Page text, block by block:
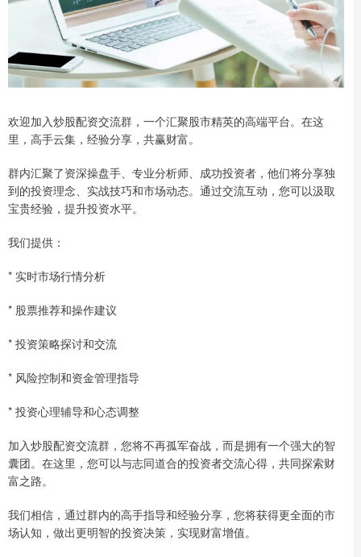
欢迎加入炒股配资交流群，一个汇聚股市精英的高端平台。在这
里，高手云集，经验分享，共赢财富。
群内汇聚了资深操盘手、专业分析师、成功投资者，他们将分享独
到的投资理念、实战技巧和市场动态。通过交流互动，您可以汲取
宝贵经验，提升投资水平。
我们提供：
* 实时市场行情分析
* 股票推荐和操作建议
* 投资策略探讨和交流
* 风险控制和资金管理指导
* 投资心理辅导和心态调整
加入炒股配资交流群，您将不再孤军奋战，而是拥有一个强大的智
囊团。在这里，您可以与志同道合的投资者交流心得，共同探索财
富之路。
我们相信，通过群内的高手指导和经验分享，您将获得更全面的市
场认知，做出更明智的投资决策，实现财富增值。